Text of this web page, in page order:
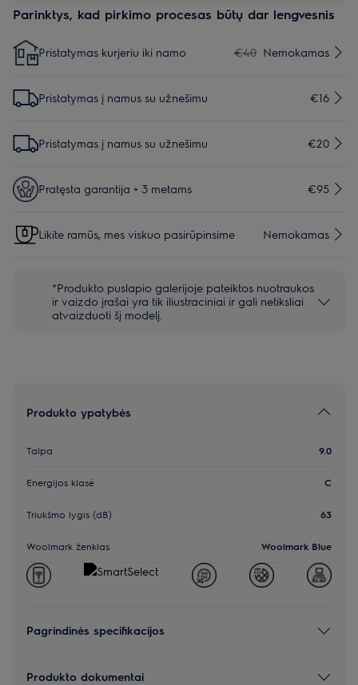
Parinktys, kad pirkimo procesas būtų dar lengvesnis
Pristatymas kurjeriu iki namo €40 Nemokamas
Pristatymas į namus su užnešimu €16
Pristatymas į namus su užnešimu €20
Pratęsta garantija + 3 metams €95
Likite ramūs, mes viskuo pasirūpinsime Nemokamas
*Produkto puslapio galerijoje pateiktos nuotraukos
ir vaizdo įrašai yra tik iliustraciniai ir gali netiksliai
atvaizduoti šį modelį.
Produkto ypatybės
Talpa 9.0
Energijos klasė C
Triukšmo lygis (dB) 63
Woolmark ženklas Woolmark Blue
Pagrindinės specifikacijos
Produkto dokumentai